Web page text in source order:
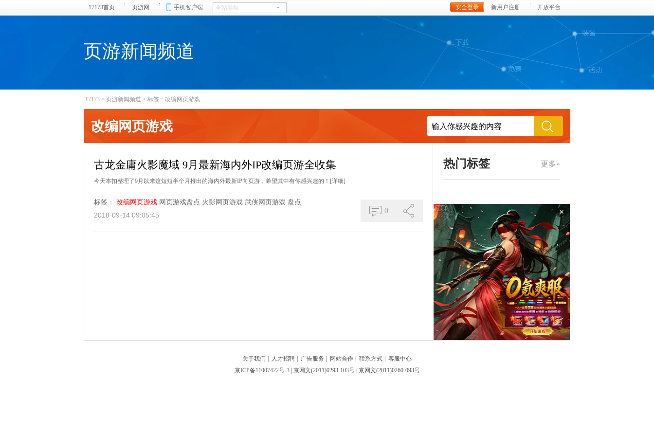
17173首页 页游网 手机客户端 安全登录 新用户注册 开放平台
页游新闻频道
17173 > 页游新闻频道 > 标签：改编网页游戏
改编网页游戏
古龙金庸火影魔域 9月最新海内外IP改编页游全收集
今天本扣整理了9月以来这短短半个月推出的海内外最新IP向页游，希望其中有你感兴趣的！ [详细]
标签： 改编网页游戏 网页游戏盘点 火影网页游戏 武侠网页游戏 盘点
2018-09-14 09:05:45
0
更多»
热门标签
×
关于我们 人才招聘 广告服务 网站合作 联系方式
客服中心
京ICP备11007422号-3| 京网文(2011)0293-103号 | 京网文(2011)0260-093号